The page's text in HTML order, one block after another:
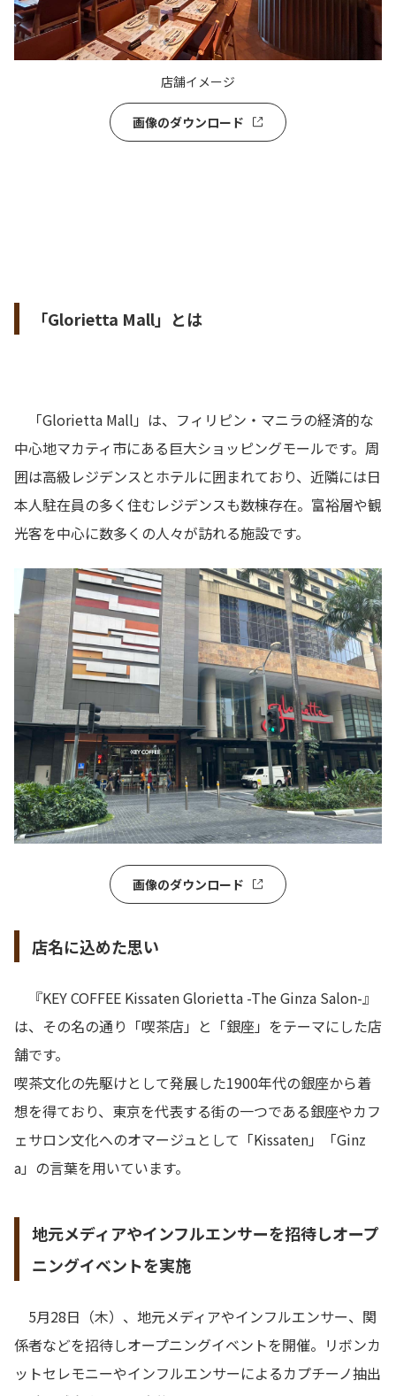
店舗イメージ
画像のダウンロード
「Glorietta Mall」とは
「Glorietta Mall」は、フィリピン・マニラの経済的な
中心地マカティ市にある巨大ショッピングモールです。周
囲は高級レジデンスとホテルに囲まれており、近隣には日
本人駐在員の多く住むレジデンスも数棟存在。富裕層や観
光客を中心に数多くの人々が訪れる施設です。
画像のダウンロード
店名に込めた思い
『KEY COFFEE Kissaten Glorietta -The Ginza Salon-』
は、その名の通り「喫茶店」と「銀座」をテーマにした店
舗です。
喫茶文化の先駆けとして発展した1900年代の銀座から着
想を得ており、東京を代表する街の一つである銀座やカフ
ェサロン文化へのオマージュとして「Kissaten」「Ginz
a」の言葉を用いています。
地元メディアやインフルエンサーを招待しオープ
ニングイベントを実施
5月28日（木）、地元メディアやインフルエンサー、関
係者などを招待しオープニングイベントを開催。リボンカ
ットセレモニーやインフルエンサーによるカプチーノ抽出